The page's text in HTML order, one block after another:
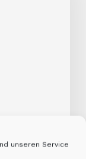
unseren Service